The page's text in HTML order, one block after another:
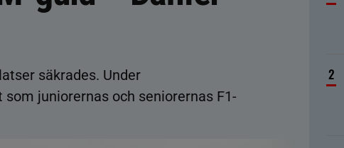
säkrades. Under
juniorernas och seniorernas F1-